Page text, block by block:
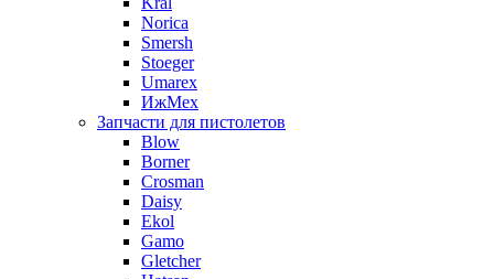
Norica
Smersh
Stoeger
Umarex
ИжМех
Запчасти для пистолетов
Blow
Borner
Crosman
Daisy
Ekol
Gamo
Gletcher